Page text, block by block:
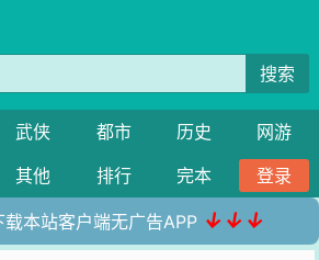
搜索
武侠 都市 历史
网游
其他 排行 完本 登录
本站客户端无广告APP ↓↓↓